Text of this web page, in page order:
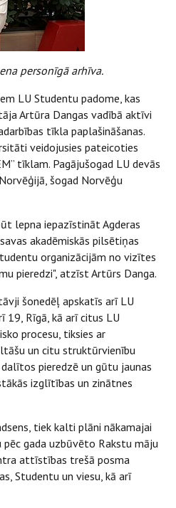
personīgā arhīva.
LU Studentu padome, kas
Artūra Dangas vadībā aktīvi
tīkla paplašināšanas.
veidojusies pateicoties
tīklam. Pagājušogad LU devās
šogad Norvēģu
lepna iepazīstināt Agderas
akadēmiskās pilsētiņas
organizācijām no vizītes
pieredzi", atzīst Artūrs Danga.
šonedēļ apskatīs arī LU
19, Rīgā, kā arī citus LU
procesu, tiksies ar
un citu struktūrvienību
pieredzē un gūtu jaunas
izglītības un zinātnes
tiek kalti plāni nākamajai
gada uzbūvēto Rakstu māju
attīstības trešā posma
Studentu un viesu, kā arī